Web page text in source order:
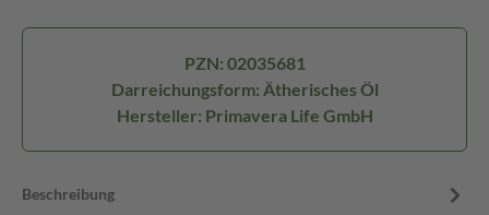
PZN: 02035681
Darreichungsform: Ätherisches Öl
Hersteller: Primavera Life GmbH
Beschreibung